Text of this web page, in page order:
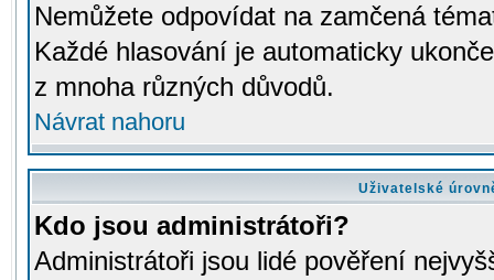
Nemůžete odpovídat na zamčená
Každé hlasování je automaticky
z mnoha různých důvodů.
Návrat nahoru
Uživatelské
Kdo jsou administrátoři?
Administrátoři jsou lidé pověření